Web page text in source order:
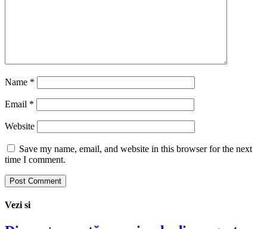
Name *
Email *
Website
Save my name, email, and website in this browser for the next
time I comment.
Vezi si